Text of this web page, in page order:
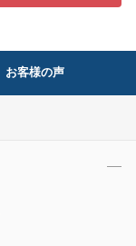
お客様の声